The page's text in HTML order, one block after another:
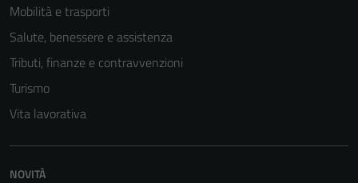
Mobilità e trasporti
Salute, benessere e assistenza
Tributi, finanze e contravvenzioni
Turismo
Vita lavorativa
NOVITÀ